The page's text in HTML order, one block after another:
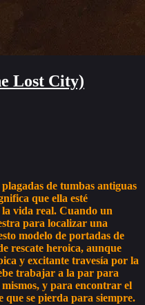
Lost City)
de tumbas antiguas
que ella esté
vida real. Cuando un
para localizar una
modelo de portadas de
rescate heroica, aunque
y excitante travesía por la
trabajar a la par para
y para encontrar el
que se pierda para siempre.